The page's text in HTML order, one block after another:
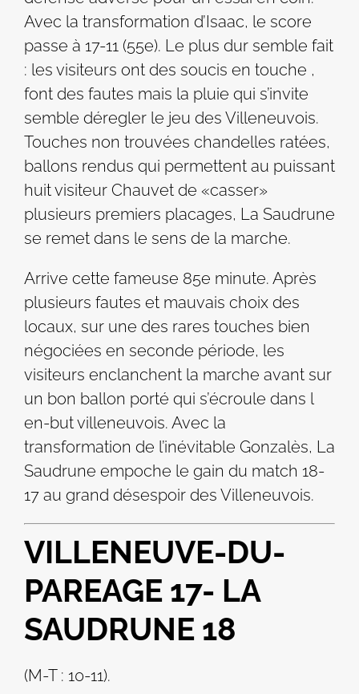
Avec la transformation d’Isaac, le score
passe à 17-11 (55e). Le plus dur semble fait
: les visiteurs ont des soucis en touche ,
font des fautes mais la pluie qui s’invite
semble déregler le jeu des Villeneuvois.
Touches non trouvées chandelles ratées,
ballons rendus qui permettent au puissant
huit visiteur Chauvet de «casser»
plusieurs premiers placages, La Saudrune
se remet dans le sens de la marche.
Arrive cette fameuse 85e minute. Après
plusieurs fautes et mauvais choix des
locaux, sur une des rares touches bien
négociées en seconde période, les
visiteurs enclanchent la marche avant sur
un bon ballon porté qui s’écroule dans l
en-but villeneuvois. Avec la
transformation de l’inévitable Gonzalès, La
Saudrune empoche le gain du match 18-
17 au grand désespoir des Villeneuvois.
VILLENEUVE-DU-
PAREAGE 17- LA
SAUDRUNE 18
(M-T : 10-11).